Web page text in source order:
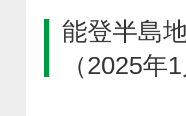
能登半島
（2025年